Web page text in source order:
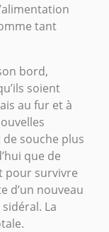
tant
bord,
soient
au fur et à
souche plus
que de
pour survivre
d’un nouveau
La